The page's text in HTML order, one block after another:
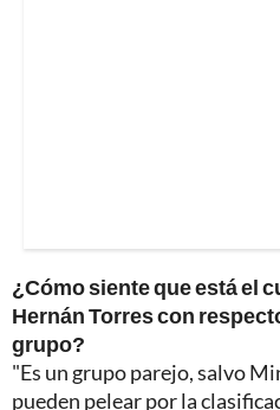
¿Cómo siente que está el
Hernán Torres con
grupo?
"Es un grupo parejo, salvo
pueden pelear por la